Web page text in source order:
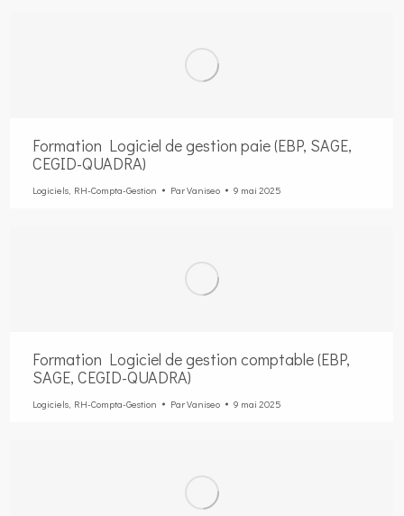
Formation Logiciel de gestion paie (EBP, SAGE,
CEGID-QUADRA)
Logiciels, RH-Compta-Gestion ParVaniseo 9 mai 2025
Formation Logiciel de gestion comptable (EBP,
SAGE, CEGID-QUADRA)
Logiciels, RH-Compta-Gestion ParVaniseo 9 mai 2025